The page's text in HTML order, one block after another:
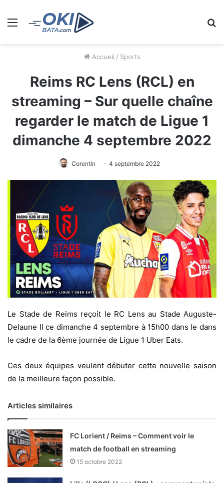
Menu
Accueil / Sports
Reims RC Lens (RCL) en
streaming – Sur quelle chaîne
regarder le match de Ligue 1
dimanche 4 septembre 2022
Corentin 4 septembre 2022
Le Stade de Reims reçoit le RC Lens au Stade Auguste-
Delaune II ce dimanche 4 septembre à 15h00 dans le dans
le cadre de la 6ème journée de Ligue 1 Uber Eats.
Ces deux équipes veulent débuter cette nouvelle saison
de la meilleure façon possible.
Articles similaires
FC Lorient / Reims – Comment voir le
match de football en streaming
15 octobre 2022